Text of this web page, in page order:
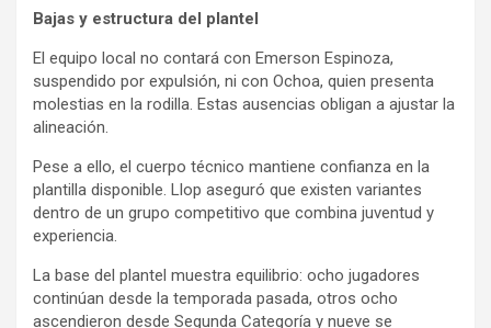
Bajas y estructura del plantel
El equipo local no contará con Emerson Espinoza,
suspendido por expulsión, ni con Ochoa, quien presenta
molestias en la rodilla. Estas ausencias obligan a ajustar la
alineación.
Pese a ello, el cuerpo técnico mantiene confianza en la
plantilla disponible. Llop aseguró que existen variantes
dentro de un grupo competitivo que combina juventud y
experiencia.
La base del plantel muestra equilibrio: ocho jugadores
continúan desde la temporada pasada, otros ocho
ascendieron desde Segunda Categoría y nueve se